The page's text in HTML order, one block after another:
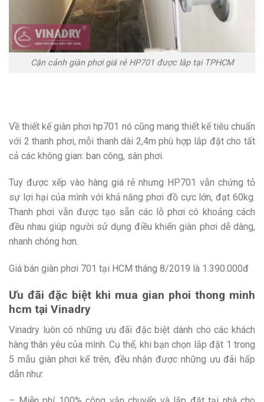
Cận cảnh giàn phơi giá rẻ HP701 được lắp tại TPHCM
Về thiết kế giàn phơi hp701 nó cũng mang thiết kế tiêu chuẩn
với 2 thanh phơi, mỗi thanh dài 2,4m phù hợp lắp đặt cho tất
cả các không gian: ban công, sân phơi.
Tuy được xếp vào hàng giá rẻ nhưng HP701 vẫn chứng tỏ
sự lợi hại của mình với khả năng phơi đồ cực lớn, đạt 60kg.
Thanh phơi vẫn được tạo sẵn các lỗ phơi có khoảng cách
đều nhau giúp người sử dụng điều khiển giàn phơi dễ dàng,
nhanh chóng hơn.
Giá bán giàn phơi 701 tại HCM tháng 8/2019 là 1.390.000đ
Ưu đãi đặc biệt khi mua gian phoi thong minh
hcm tại Vinadry
Vinadry luôn có những ưu đãi đặc biệt dành cho các khách
hàng thân yêu của mình. Cụ thể, khi bạn chọn lắp đặt 1 trong
5 mẫu giàn phơi kể trên, đều nhận được những ưu đãi hấp
dẫn như: